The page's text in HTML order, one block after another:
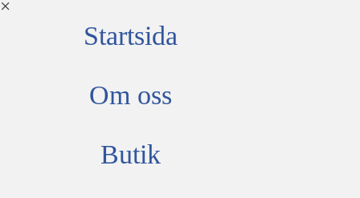
Startsida
Om oss
Butik